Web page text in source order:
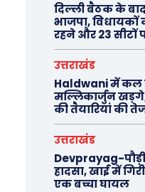
दिल्ली बैठक के
भाजपा,
रहने और 23 सीटों
उत्तराखंड
Haldwani में
मल्लिकार्जुन
की तैयारियां की
उत्तराखंड
Devprayag-पौड़ी
हादसा, खाई में
एक बच्चा घायल